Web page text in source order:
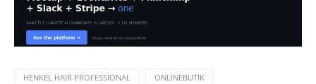
HENKEL HAIR PROFESSIONAL ONLINEBUTIK